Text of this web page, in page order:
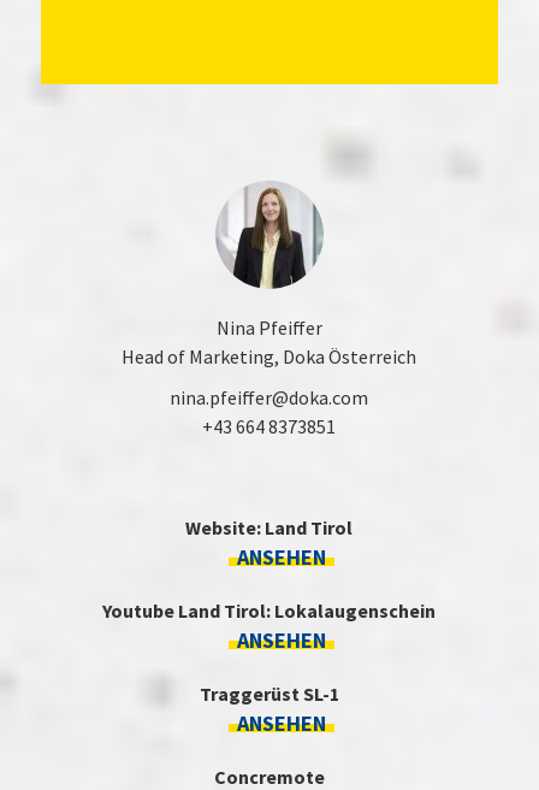
Nina Pfeiffer
Head of Marketing, Doka Österreich
nina.pfeiffer@doka.com
+43 664 8373851
Website: Land Tirol
ANSEHEN
Youtube Land Tirol: Lokalaugenschein
ANSEHEN
Traggerüst SL-1
ANSEHEN
Concremote